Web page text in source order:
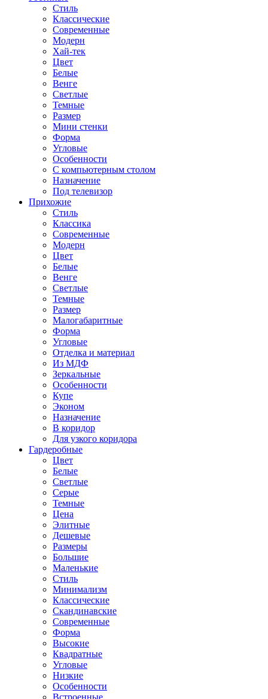
Стиль
Классические
Современные
Модерн
Хай-тек
Цвет
Белые
Венге
Светлые
Темные
Размер
Мини стенки
Форма
Угловые
Особенности
С компьютерным столом
Назначение
Под телевизор
Прихожие
Стиль
Классика
Современные
Модерн
Цвет
Белые
Венге
Светлые
Темные
Размер
Малогабаритные
Форма
Угловые
Отделка и материал
Из МДФ
Зеркальные
Особенности
Купе
Эконом
Назначение
В коридор
Для узкого коридора
Гардеробные
Цвет
Белые
Светлые
Серые
Темные
Цена
Элитные
Дешевые
Размеры
Большие
Маленькие
Стиль
Минимализм
Классические
Скандинавские
Современные
Форма
Высокие
Квадратные
Угловые
Низкие
Особенности
Встроенные